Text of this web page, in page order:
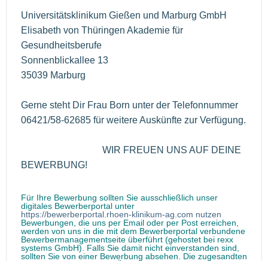
Universitätsklinikum Gießen und Marburg GmbH
Elisabeth von Thüringen Akademie für
Gesundheitsberufe
Sonnenblickallee 13
35039 Marburg
Gerne steht Dir Frau Born unter der Telefonnummer
06421/58-62685 für weitere Auskünfte zur Verfügung.
WIR FREUEN UNS AUF DEINE
BEWERBUNG!
Für Ihre Bewerbung sollten Sie ausschließlich unser
digitales Bewerberportal unter
https://bewerberportal.rhoen-klinikum-ag.com nutzen
Bewerbungen, die uns per Email oder per Post erreichen,
werden von uns in die mit dem Bewerberportal verbundene
Bewerbermanagementseite überführt (gehostet bei rexx
systems GmbH). Falls Sie damit nicht einverstanden sind,
sollten Sie von einer Bewerbung absehen. Die zugesandten